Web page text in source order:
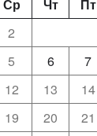
Ср Чт Пт
2
5 6 7
12 13 14
19 20 21